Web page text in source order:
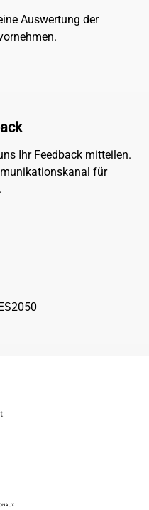
Auswertung der
Ihr Feedback mitteilen.
für